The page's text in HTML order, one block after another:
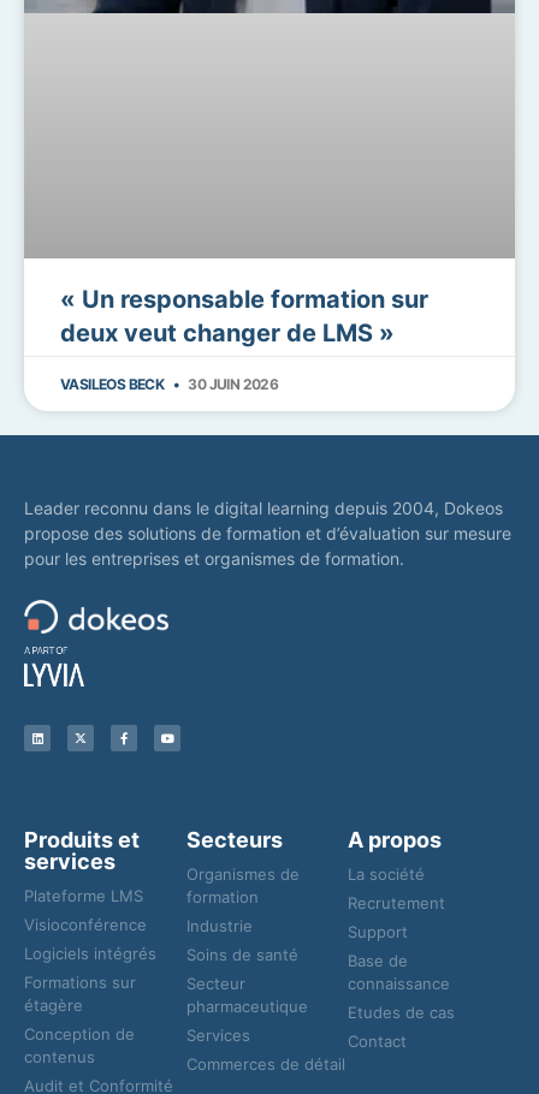
« Un responsable formation sur
deux veut changer de LMS »
VASILEOS BECK 30 JUIN 2026
Leader reconnu dans le digital learning depuis 2004, Dokeos
propose des solutions de formation et d’évaluation sur mesure
pour les entreprises et organismes de formation.
Produits et
services
Plateforme LMS
Visioconférence
Logiciels intégrés
Formations sur
étagère
Conception de
contenus
Audit et Conformité
Secteurs
Organismes de
formation
Industrie
Soins de santé
Secteur
pharmaceutique
Services
Commerces de détail
A propos
La société
Recrutement
Support
Base de
connaissance
Etudes de cas
Contact